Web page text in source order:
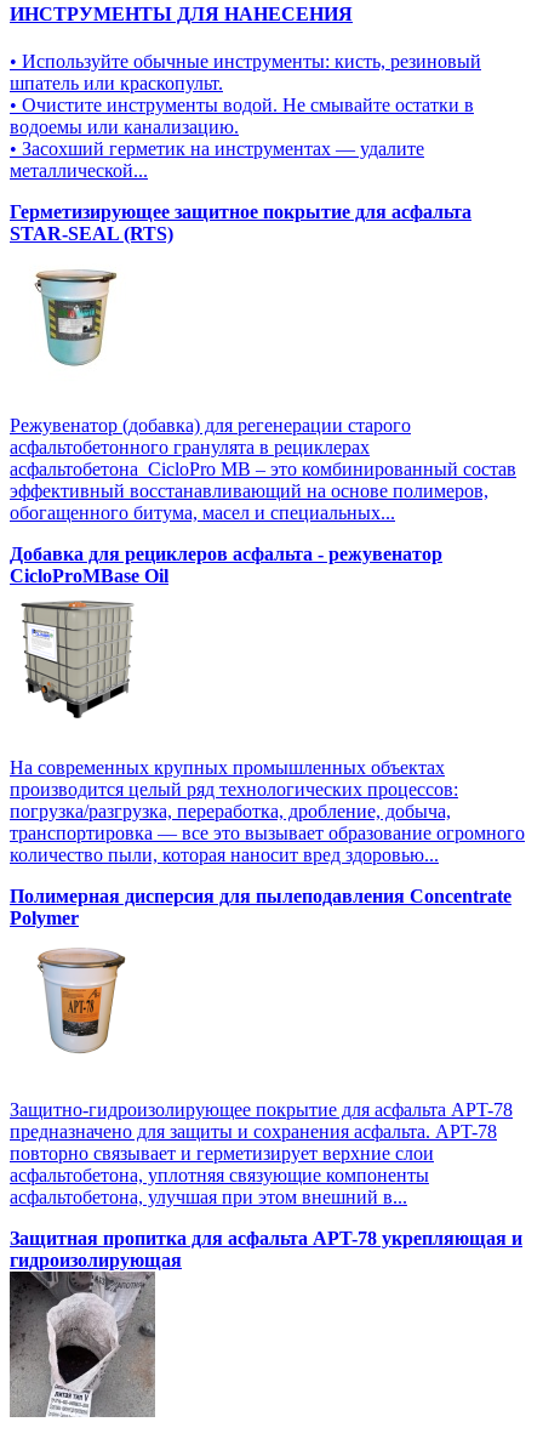
ИНСТРУМЕНТЫ ДЛЯ НАНЕСЕНИЯ
• Используйте обычные инструменты: кисть, резиновый
шпатель или краскопульт.
• Очистите инструменты водой. Не смывайте остатки в
водоемы или канализацию.
• Засохший герметик на инструментах — удалите
металлической...
Герметизирующее защитное покрытие для асфальта
STAR-SEAL (RTS)
Режувенатор (добавка) для регенерации старого
асфальтобетонного гранулята в рециклерах
асфальтобетона CicloPro MB – это комбинированный состав
эффективный восстанавливающий на основе полимеров,
обогащенного битума, масел и специальных...
Добавка для рециклеров асфальта - режувенатор
CicloProMBase Oil
На современных крупных промышленных объектах
производится целый ряд технологических процессов:
погрузка/разгрузка, переработка, дробление, добыча,
транспортировка — все это вызывает образование огромного
количество пыли, которая наносит вред здоровью...
Полимерная дисперсия для пылеподавления Concentrate
Polymer
Защитно-гидроизолирующее покрытие для асфальта APT-78
предназначено для защиты и сохранения асфальта. APT-78
повторно связывает и герметизирует верхние слои
асфальтобетона, уплотняя связующие компоненты
асфальтобетона, улучшая при этом внешний в...
Защитная пропитка для асфальта APT-78 укрепляющая и
гидроизолирующая